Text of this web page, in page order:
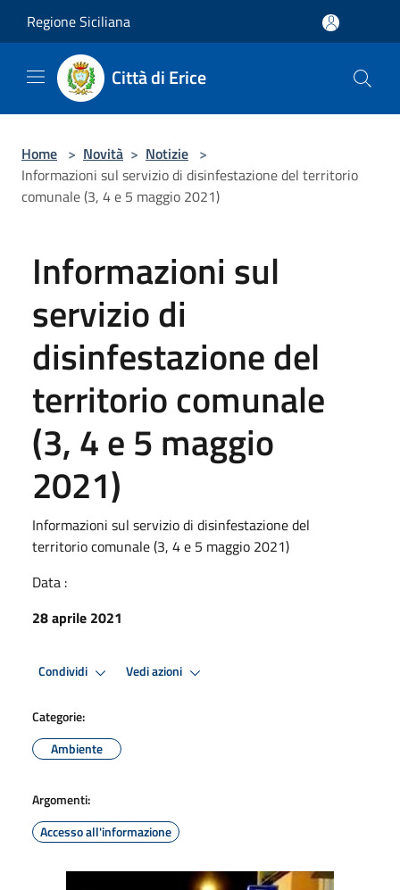
Regione Siciliana
Città di Erice
Home > Novità > Notizie >
Informazioni sul servizio di disinfestazione del territorio
comunale (3, 4 e 5 maggio 2021)
Informazioni sul
servizio di
disinfestazione del
territorio comunale
(3, 4 e 5 maggio
2021)
Informazioni sul servizio di disinfestazione del
territorio comunale (3, 4 e 5 maggio 2021)
Data :
28 aprile 2021
Condividi Vedi azioni
Categorie:
Ambiente
Argomenti:
Accesso all'informazione